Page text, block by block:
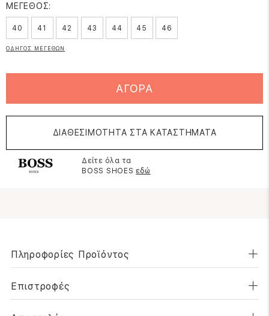
ΜΕΓΕΘΟΣ:
40 41 42 43 44 45 46
ΟΔΗΓΟΣ ΜΕΓΕΘΩΝ
ΑΓΟΡΑ
ΔΙΑΘΕΣΙΜΟΤΗΤΑ ΣΤΑ ΚΑΤΑΣΤΗΜΑΤΑ
Δείτε όλα τα
BOSS SHOES εδώ
Πληροφορίες Προϊόντος
Επιστροφές